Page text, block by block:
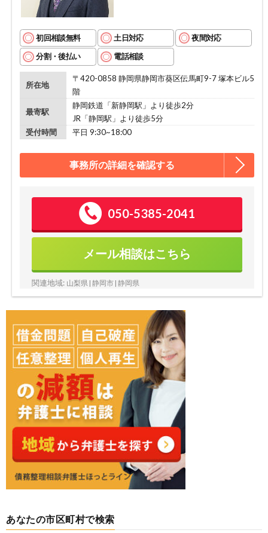
初回相談無料 土日対応 夜間対応
分割・後払い 電話相談
所在地
〒420-0858 静岡県静岡市葵区伝馬町9-7 塚本ビル5
階
最寄駅
静岡鉄道「新静岡駅」より徒歩2分
JR「静岡駅」より徒歩5分
受付時間
平日 9:30~18:00
事務所の詳細を確認する
050-5385-2041
メール相談はこちら
関連地域: 山梨県 | 静岡市 | 静岡県
あなたの市区町村で検索